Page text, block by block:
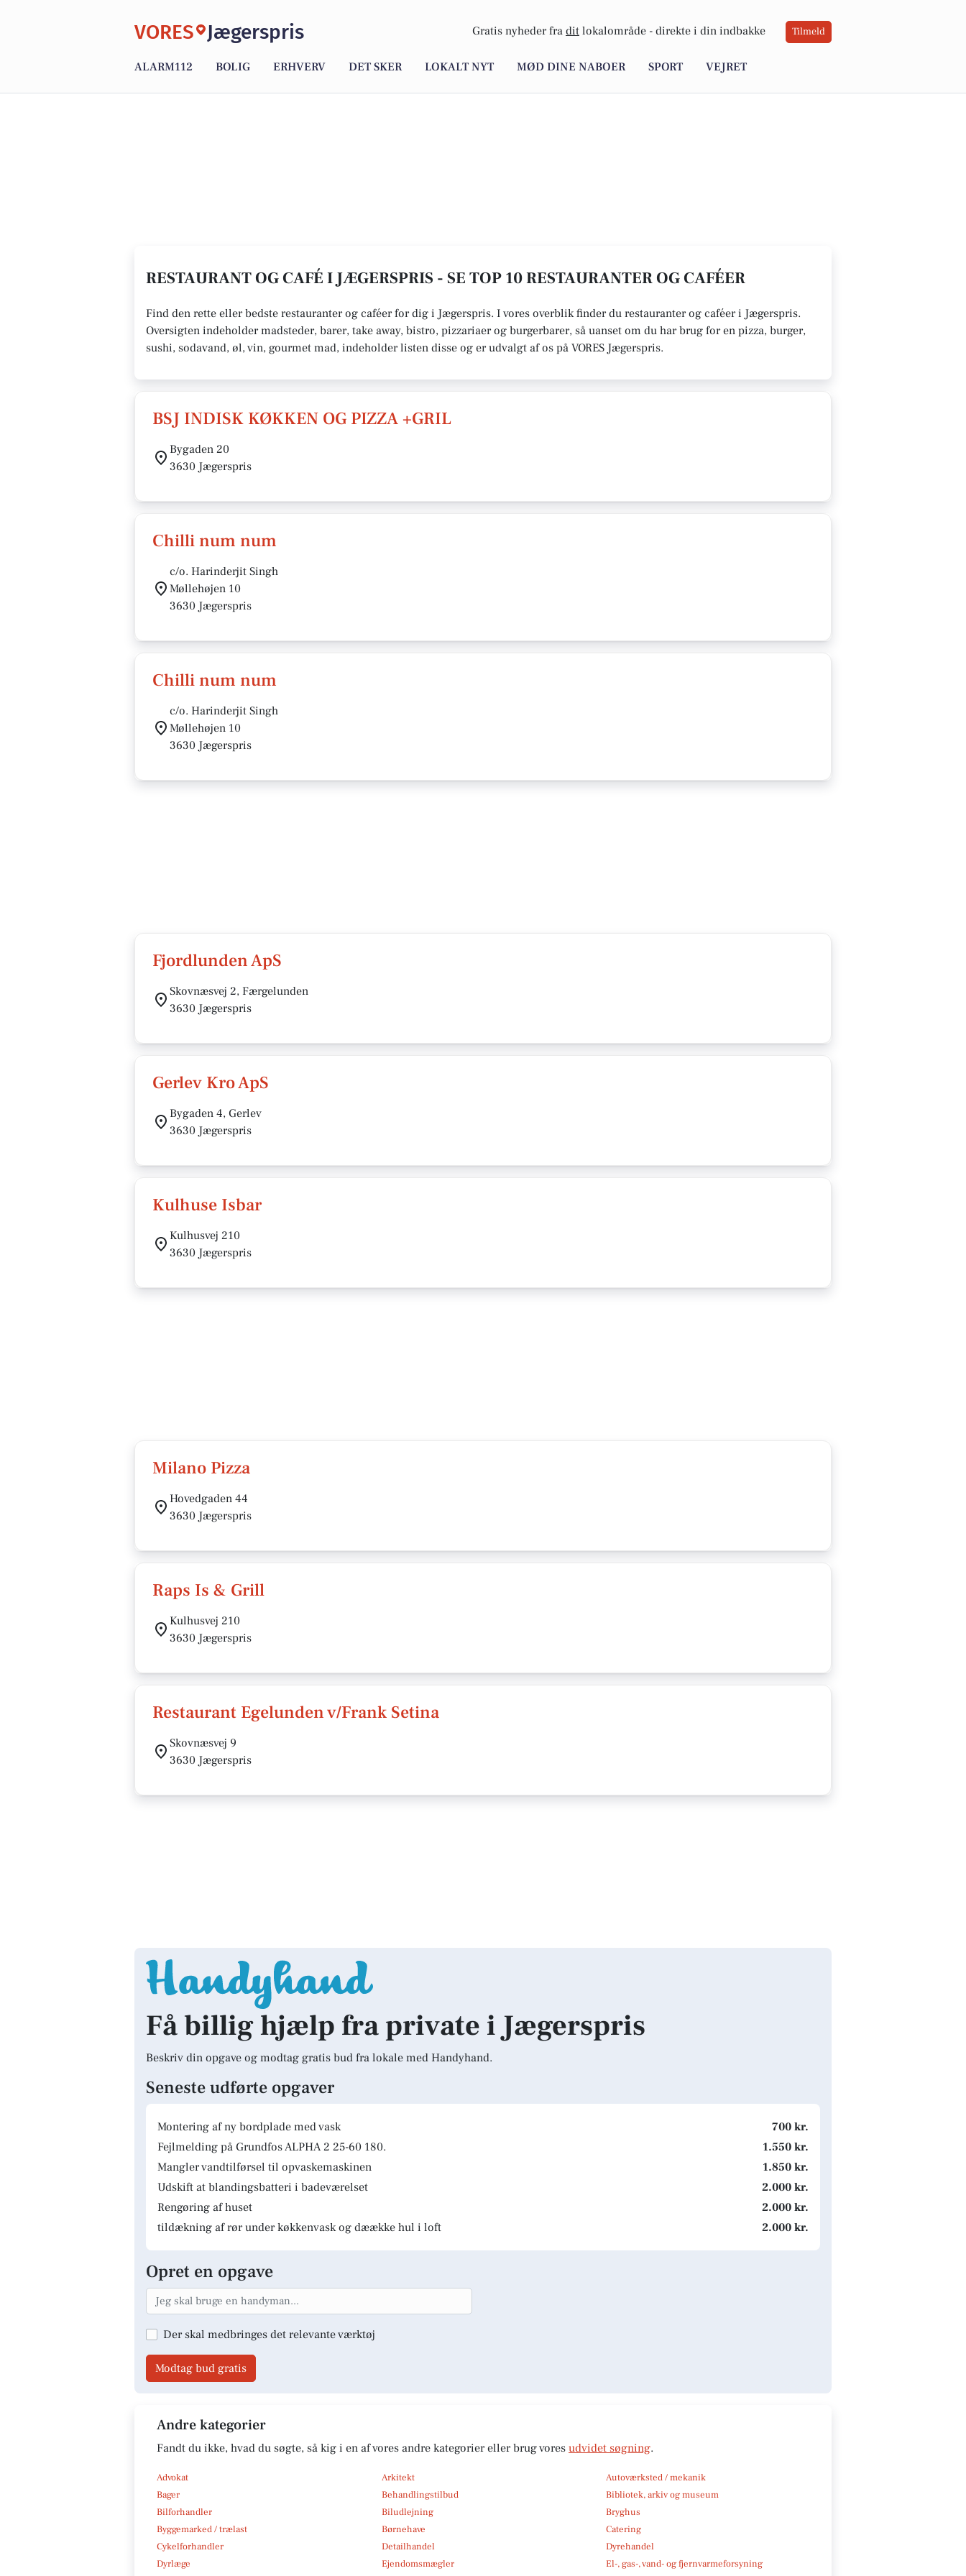
VORES Jægerspris Gratis nyheder fra dit lokalområde - direkte i din indbakke Tilmeld
ALARM112 BOLIG ERHVERV DET SKER LOKALT NYT MØD DINE NABOER SPORT VEJRET
RESTAURANT OG CAFÉ I JÆGERSPRIS - SE TOP 10 RESTAURANTER OG CAFÉER
Find den rette eller bedste restauranter og caféer for dig i Jægerspris. I vores overblik finder du restauranter og caféer i Jægerspris.
Oversigten indeholder madsteder, barer, take away, bistro, pizzariaer og burgerbarer, så uanset om du har brug for en pizza, burger,
sushi, sodavand, øl, vin, gourmet mad, indeholder listen disse og er udvalgt af os på VORES Jægerspris.
BSJ INDISK KØKKEN OG PIZZA +GRIL
Bygaden 20
3630 Jægerspris
Chilli num num
c/o. Harinderjit Singh
Møllehøjen 10
3630 Jægerspris
Chilli num num
c/o. Harinderjit Singh
Møllehøjen 10
3630 Jægerspris
Fjordlunden ApS
Skovnæsvej 2, Færgelunden
3630 Jægerspris
Gerlev Kro ApS
Bygaden 4, Gerlev
3630 Jægerspris
Kulhuse Isbar
Kulhusvej 210
3630 Jægerspris
Milano Pizza
Hovedgaden 44
3630 Jægerspris
Raps Is & Grill
Kulhusvej 210
3630 Jægerspris
Restaurant Egelunden v/Frank Setina
Skovnæsvej 9
3630 Jægerspris
Få billig hjælp fra private i Jægerspris
Beskriv din opgave og modtag gratis bud fra lokale med Handyhand.
Seneste udførte opgaver
Montering af ny bordplade med vask
700 kr.
Fejlmelding på Grundfos ALPHA 2 25-60 180.
1.550 kr.
Mangler vandtilførsel til opvaskemaskinen
1.850 kr.
Udskift at blandingsbatteri i badeværelset
2.000 kr.
Rengøring af huset
2.000 kr.
tildækning af rør under køkkenvask og dæække hul i loft
2.000 kr.
Opret en opgave
Der skal medbringes det relevante værktøj
Modtag bud gratis
Andre kategorier
Fandt du ikke, hvad du søgte, så kig i en af vores andre kategorier eller brug vores udvidet søgning.
Advokat Arkitekt
Autoværksted / mekanik
Bager
Behandlingstilbud
Bibliotek, arkiv og museum
Bilforhandler
Biludlejning
Bryghus
Byggemarked / trælast
Børnehave
Catering
Cykelforhandler
Detailhandel
Dyrehandel
Dyrlæge
Ejendomsmægler
El-, gas-, vand- og fjernvarmeforsyning